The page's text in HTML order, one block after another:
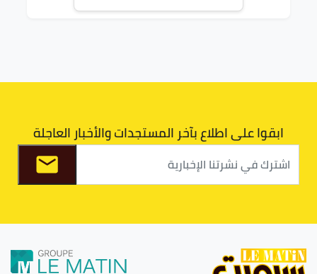
ابقوا على اطلاع بآخر المستجدات والأخبار العاجلة